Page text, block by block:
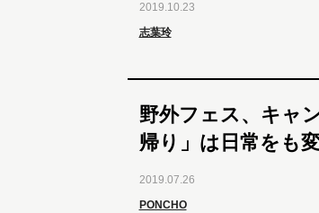
2019.10.23
志葉玲
野外フェス、キャ
帰り」は日常をも
2019.07.26
PONCHO